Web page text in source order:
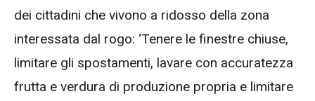
dei cittadini che vivono a ridosso della zona
interessata dal rogo: ‘Tenere le finestre chiuse,
limitare gli spostamenti, lavare con accuratezza
frutta e verdura di produzione propria e limitare